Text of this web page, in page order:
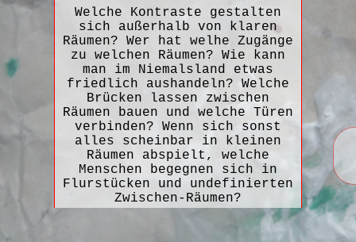
Welche Kontraste gestalten
sich außerhalb von klaren
Räumen? Wer hat welhe Zugänge
zu welchen Räumen? Wie kann
man im Niemalsland etwas
friedlich aushandeln? Welche
Brücken lassen zwischen
Räumen bauen und welche Türen
verbinden? Wenn sich sonst
alles scheinbar in kleinen
Räumen abspielt, welche
Menschen begegnen sich in
Flurstücken und undefinierten
Zwischen-Räumen?
Wir gehen das Thema an.